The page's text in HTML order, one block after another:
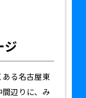
ジ
ある名古屋東
間辺りに、み